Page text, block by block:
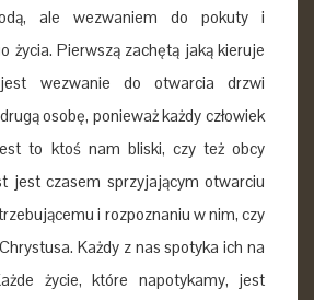
ale wezwaniem do pokuty i
życia. Pierwszą zachętą jaką kieruje
wezwanie do otwarcia drzwi
osobę, ponieważ każdy człowiek
to ktoś nam bliski, czy też obcy
jest czasem sprzyjającym otwarciu
i rozpoznaniu w nim, czy
Każdy z nas spotyka ich na
życie, które napotykamy, jest